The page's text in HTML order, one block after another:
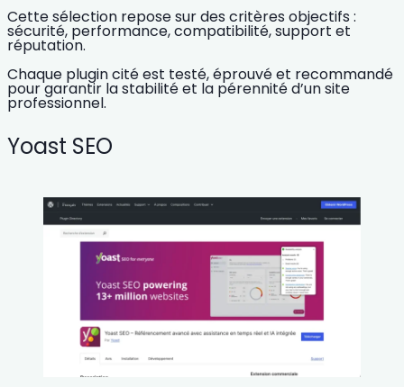
Cette sélection repose sur des critères objectifs :
sécurité, performance, compatibilité, support et
réputation.
Chaque plugin cité est testé, éprouvé et recommandé
pour garantir la stabilité et la pérennité d’un site
professionnel.
Yoast SEO